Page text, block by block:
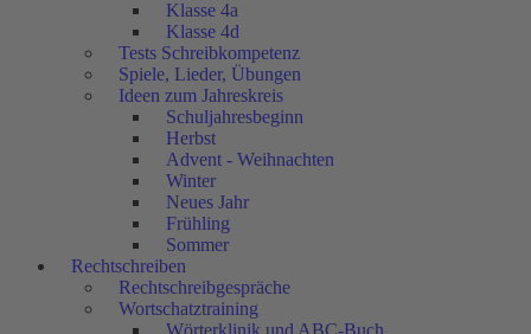
Klasse 4a
Klasse 4d
Tests Schreibkompetenz
Spiele, Lieder, Übungen
Ideen zum Jahreskreis
Schuljahresbeginn
Herbst
Advent - Weihnachten
Winter
Neues Jahr
Frühling
Sommer
Rechtschreiben
Rechtschreibgespräche
Wortschatztraining